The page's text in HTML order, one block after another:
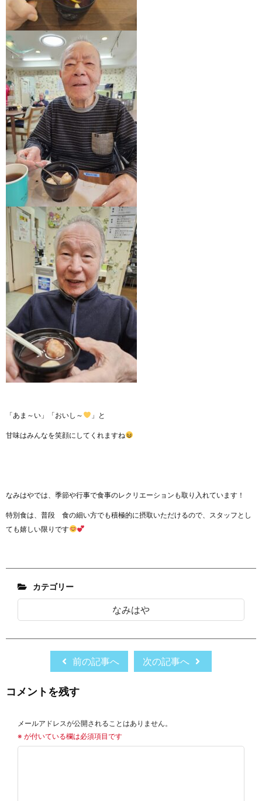
「あま～い」「おいし～ 」と
甘味はみんなを笑顔にしてくれますね
なみはやでは、季節や行事で食事のレクリエーションも取り入れています！
特別食は、普段 食の細い方でも積極的に摂取いただけるので、スタッフとし
ても嬉しい限りです
カテゴリー
なみはや
前の記事へ 次の記事へ
コメントを残す
メールアドレスが公開されることはありません。
※ が付いている欄は必須項目です